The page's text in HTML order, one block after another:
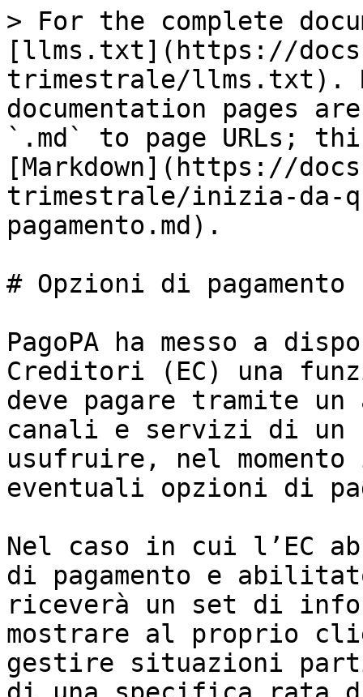
> For the complete
[llms.txt](https://
trimestrale/llms.txt).
documentation pages
`.md` to page URLs;
[Markdown](https://
trimestrale/inizia-da-
pagamento.md).
# Opzioni di pagamento
PagoPA ha messo a
Creditori (EC) una
deve pagare tramite
canali e servizi di un
usufruire, nel
eventuali opzioni di
Nel caso in cui l’EC
di pagamento e
riceverà un set di
mostrare al proprio
gestire situazioni